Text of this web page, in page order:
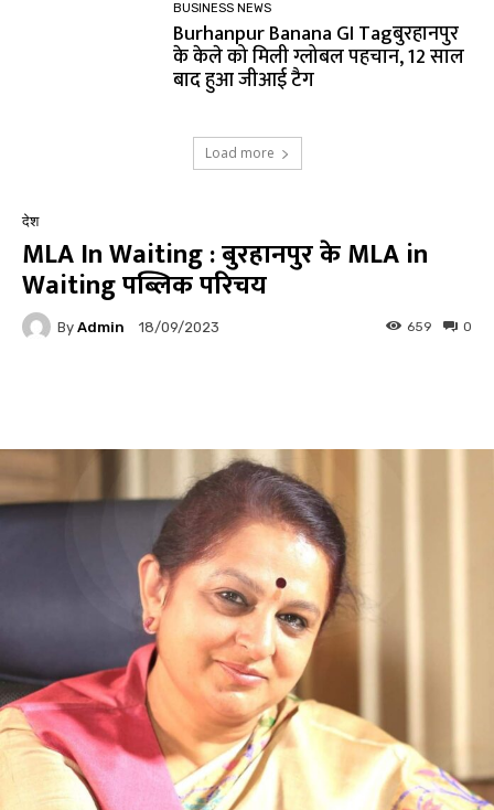
BUSINESS NEWS
Burhanpur Banana GI Tagबुरहानपुर
के केले को मिली ग्लोबल पहचान, 12 साल
बाद हुआ जीआई टैग
Load more
देश
MLA In Waiting : बुरहानपुर के MLA in
Waiting पब्लिक परिचय
By Admin 18/09/2023 0
659